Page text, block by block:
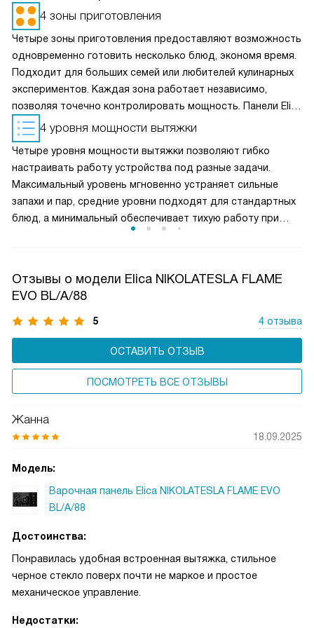
4 зоны приготовления
Четыре зоны приготовления предоставляют возможность
одновременно готовить несколько блюд, экономя время.
Подходит для больших семей или любителей кулинарных
экспериментов. Каждая зона работает независимо,
позволяя точечно контролировать мощность. Панели Elica
известны своей энергоэффективностью, что снижает
потребление электроэнергии. Модели с 4 зонами часто
включают интеллектуальные функции, такие как
объединение зон для больших кастрюль.
4 уровня мощности вытяжки
Четыре уровня мощности вытяжки позволяют гибко
настраивать работу устройства под разные задачи.
Максимальный уровень мгновенно устраняет сильные
запахи и пар, средние уровни подходят для стандартных
блюд, а минимальный обеспечивает тихую работу при
Отзывы о модели Elica NIKOLATESLA FLAME
EVO BL/A/88
5 4 отзыва
ОСТАВИТЬ ОТЗЫВ
ПОСМОТРЕТЬ ВСЕ ОТЗЫВЫ
Жанна
18.09.2025
Модель:
Варочная панель Elica NIKOLATESLA FLAME EVO
BL/A/88
Достоинства:
Понравилась удобная встроенная вытяжка, стильное
черное стекло поверх почти не маркое и простое
механическое управление.
Недостатки: